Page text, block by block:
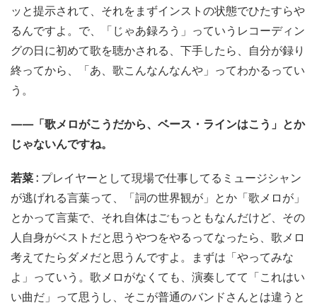
ッと提示されて、それをまずインストの状態でひたすらや
るんですよ。で、「じゃあ録ろう」っていうレコーディン
グの日に初めて歌を聴かされる、下手したら、自分が録り
終ってから、「あ、歌こんなんなんや」ってわかるってい
う。
——「歌メロがこうだから、ベース・ラインはこう」とか
じゃないんですね。
若菜 : プレイヤーとして現場で仕事してるミュージシャン
が逃げれる言葉って、「詞の世界観が」とか「歌メロが」
とかって言葉で、それ自体はごもっともなんだけど、その
人自身がベストだと思うやつをやるってなったら、歌メロ
考えてたらダメだと思うんですよ。まずは「やってみな
よ」っていう。歌メロがなくても、演奏してて「これはい
い曲だ」って思うし、そこが普通のバンドさんとは違うと